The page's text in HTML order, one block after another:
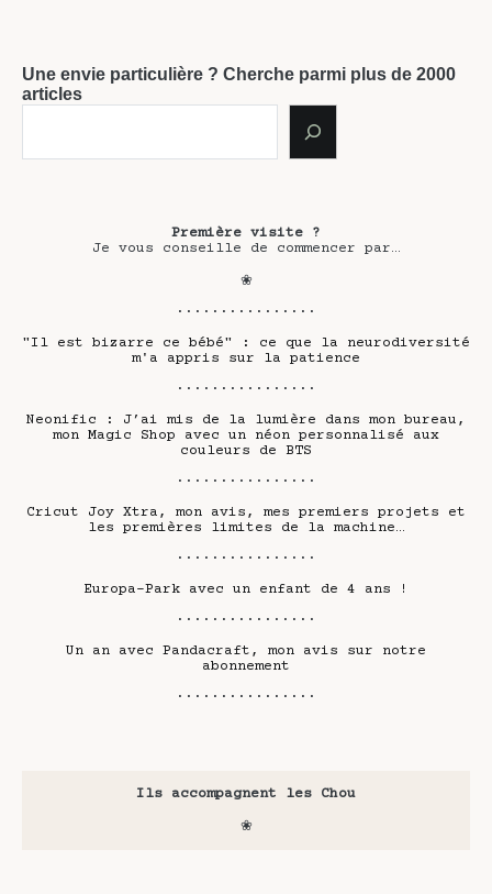
Une envie particulière ? Cherche parmi plus de 2000
articles
Première visite ?
Je vous conseille de commencer par…
❀
················
"Il est bizarre ce bébé" : ce que la neurodiversité
m'a appris sur la patience
················
Neonific : J’ai mis de la lumière dans mon bureau,
mon Magic Shop avec un néon personnalisé aux
couleurs de BTS
················
Cricut Joy Xtra, mon avis, mes premiers projets et
les premières limites de la machine…
················
Europa-Park avec un enfant de 4 ans !
················
Un an avec Pandacraft, mon avis sur notre
abonnement
················
Ils accompagnent les Chou
❀